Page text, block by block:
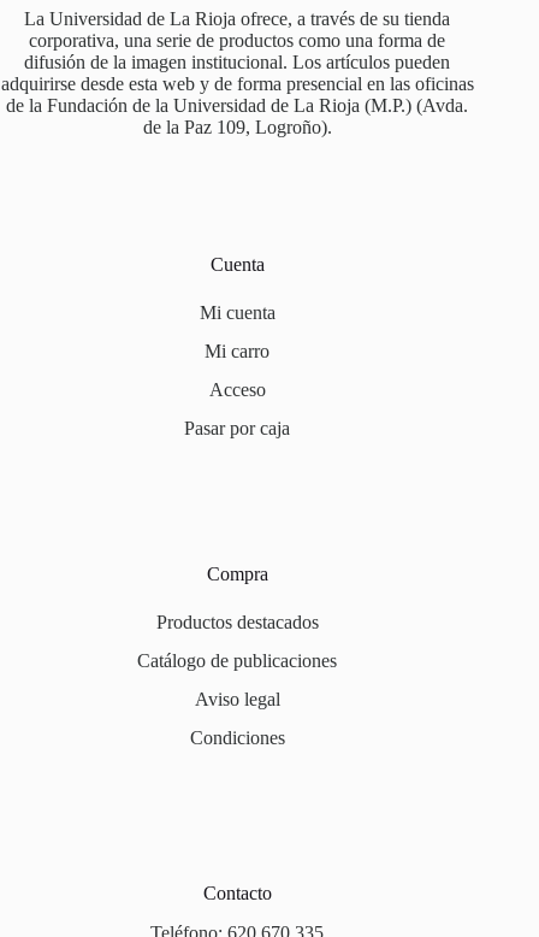
La Universidad de La Rioja ofrece, a través de su tienda
corporativa, una serie de productos como una forma de
difusión de la imagen institucional. Los artículos pueden
adquirirse desde esta web y de forma presencial en las oficinas
de la Fundación de la Universidad de La Rioja (M.P.) (Avda.
de la Paz 109, Logroño).
Cuenta
Mi cuenta
Mi carro
Acceso
Pasar por caja
Compra
Productos destacados
Catálogo de publicaciones
Aviso legal
Condiciones
Contacto